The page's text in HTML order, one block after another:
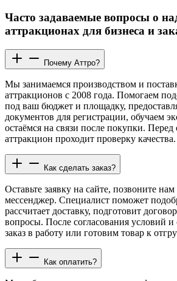
Часто задаваемые вопросы о
аттракционах для бизнеса и
Почему Аттро?
Мы занимаемся производством и
аттракционов с 2008 года. Помогаем
под ваш бюджет и площадку,
документов для регистрации, обучаем
остаёмся на связи после покупки.
аттракцион проходит проверку качества.
Как сделать заказ?
Оставьте заявку на сайте, позвоните
мессенджер. Специалист поможет
рассчитает доставку, подготовит
вопросы. После согласования условий
заказ в работу или готовим товар к
Как оплатить?